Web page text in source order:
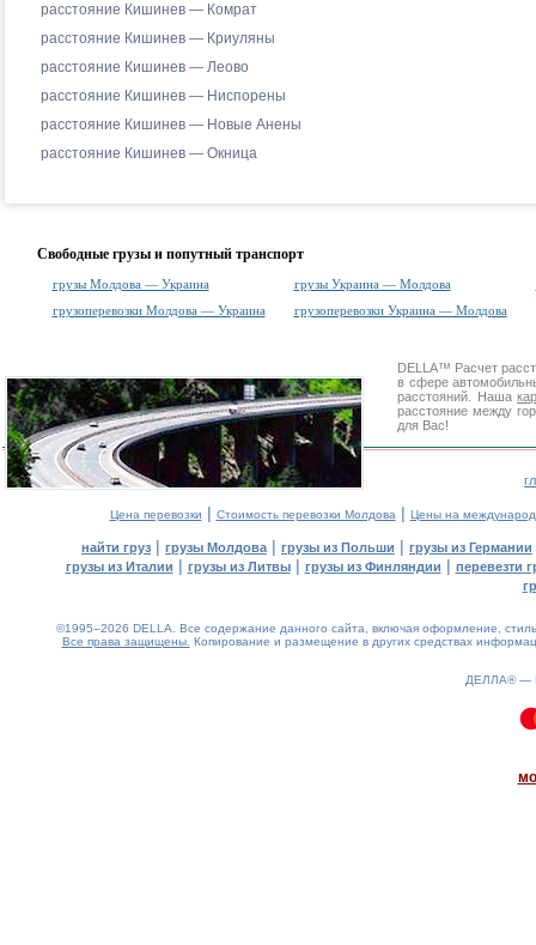
расстояние Кишинев — Комрат
расстояние Кишинев — Криуляны
расстояние Кишинев — Леово
расстояние Кишинев — Ниспорены
расстояние Кишинев — Новые Анены
расстояние Кишинев — Окница
Свободные грузы и попутный транспорт
грузы Молдова — Украина грузы Украина — Молдова
грузоперевозки Молдова — Украина
грузоперевозки Украина — Молдова
DELLA™ Расчет
в сфере
расстояний. Наша
расстояние между
для Вас!
Цена перевозки | Стоимость перевозки Молдова | Цены на
найти груз | грузы Молдова | грузы из Польши | грузы из Германии
грузы из Италии | грузы из Литвы| грузы из Финляндии | перевезти
©1995–2026 DELLA. Все содержание данного сайта, включая оформление,
Все права защищены. Копирование и размещение в других средствах
ДЕЛЛА® —